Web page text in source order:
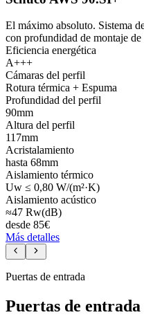
El máximo absoluto. Sistema
con profundidad de montaje de
Eficiencia energética
A+++
Cámaras del perfil
Rotura térmica + Espuma
Profundidad del perfil
90mm
Altura del perfil
117mm
Acristalamiento
hasta 68mm
Aislamiento térmico
Uw ≤ 0,80 W/(m²·K)
Aislamiento acústico
≈47 Rw(dB)
desde 85€
Más detalles
Puertas de entrada
Puertas de entrada